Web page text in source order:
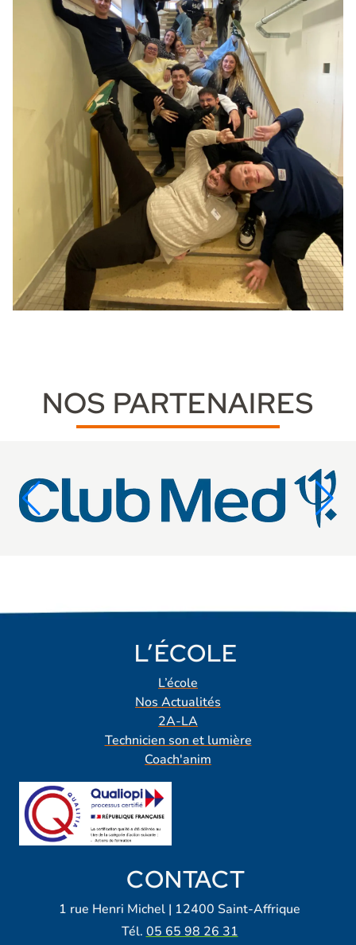
NOS PARTENAIRES
L’ÉCOLE
L’école
Nos Actualités
2A-LA
Technicien son et lumière
Coach'anim
CONTACT
1 rue Henri Michel | 12400 Saint-Affrique
Tél.05 65 98 26 31